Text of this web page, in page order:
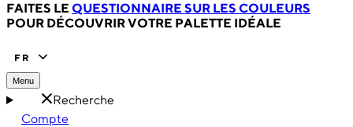
FAITES LE QUESTIONNAIRE SUR LES COULEURS
POUR DÉCOUVRIR VOTRE PALETTE IDÉALE
FR
Menu
Recherche
Compte